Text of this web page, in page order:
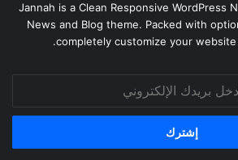
Jannah is a Clean Responsive WordPress
News and Blog theme. Packed with
completely customize your website